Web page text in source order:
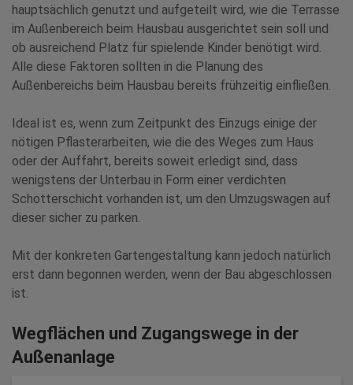
hauptsächlich genutzt und aufgeteilt wird, wie die Terrasse
im Außenbereich beim Hausbau ausgerichtet sein soll und
ob ausreichend Platz für spielende Kinder benötigt wird.
Alle diese Faktoren sollten in die Planung des
Außenbereichs beim Hausbau bereits frühzeitig einfließen.
Ideal ist es, wenn zum Zeitpunkt des Einzugs einige der
nötigen Pflasterarbeiten, wie die des Weges zum Haus
oder der Auffahrt, bereits soweit erledigt sind, dass
wenigstens der Unterbau in Form einer verdichten
Schotterschicht vorhanden ist, um den Umzugswagen auf
dieser sicher zu parken.
Mit der konkreten Gartengestaltung kann jedoch natürlich
erst dann begonnen werden, wenn der Bau abgeschlossen
ist.
Wegflächen und Zugangswege in der
Außenanlage